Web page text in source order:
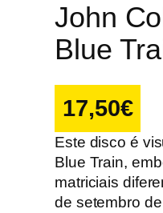
John
Blue
17,50€
Este disco é
Blue Train,
matriciais
de setembro